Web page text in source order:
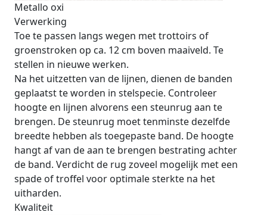
Metallo oxi
Verwerking
Toe te passen langs wegen met trottoirs of
groenstroken op ca. 12 cm boven maaiveld. Te
stellen in nieuwe werken.
Na het uitzetten van de lijnen, dienen de banden
geplaatst te worden in stelspecie. Controleer
hoogte en lijnen alvorens een steunrug aan te
brengen. De steunrug moet tenminste dezelfde
breedte hebben als toegepaste band. De hoogte
hangt af van de aan te brengen bestrating achter
de band. Verdicht de rug zoveel mogelijk met een
spade of troffel voor optimale sterkte na het
uitharden.
Kwaliteit